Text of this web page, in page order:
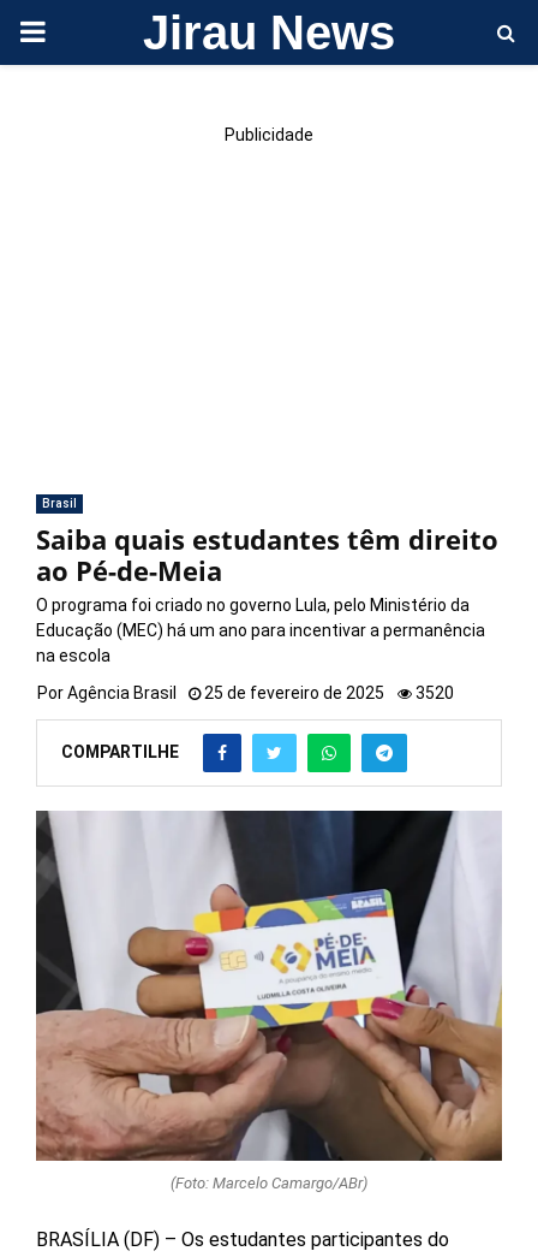
PRIMARY Jirau News
Publicidade
Brasil
Saiba quais estudantes têm direito
ao Pé-de-Meia
O programa foi criado no governo Lula, pelo Ministério da
Educação (MEC) há um ano para incentivar a permanência
na escola
PorAgência Brasil 25 de fevereiro de 2025 3520
COMPARTILHE
(Foto: Marcelo Camargo/ABr)
BRASÍLIA (DF) – Os estudantes participantes do